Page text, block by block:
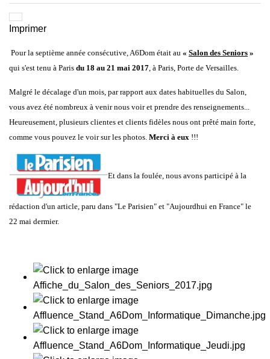
Imprimer
Pour la septième année consécutive, A6Dom était au « Salon des Seniors »
qui s'est tenu à Paris du 18 au 21 mai 2017, à Paris, Porte de Versailles.
Malgré le décalage d'un mois, par rapport aux dates habituelles du Salon,
vous avez été nombreux à venir nous voir et prendre des renseignements...
Heureusement, plusieurs clientes et clients fidèles nous ont prêté main forte,
comme vous pouvez le voir sur les photos. Merci à eux !!!
Et dans la foulée, nous avons participé à la
rédaction d'un article, paru dans "Le Parisien" et "Aujourdhui en France" le
22 mai dermier.